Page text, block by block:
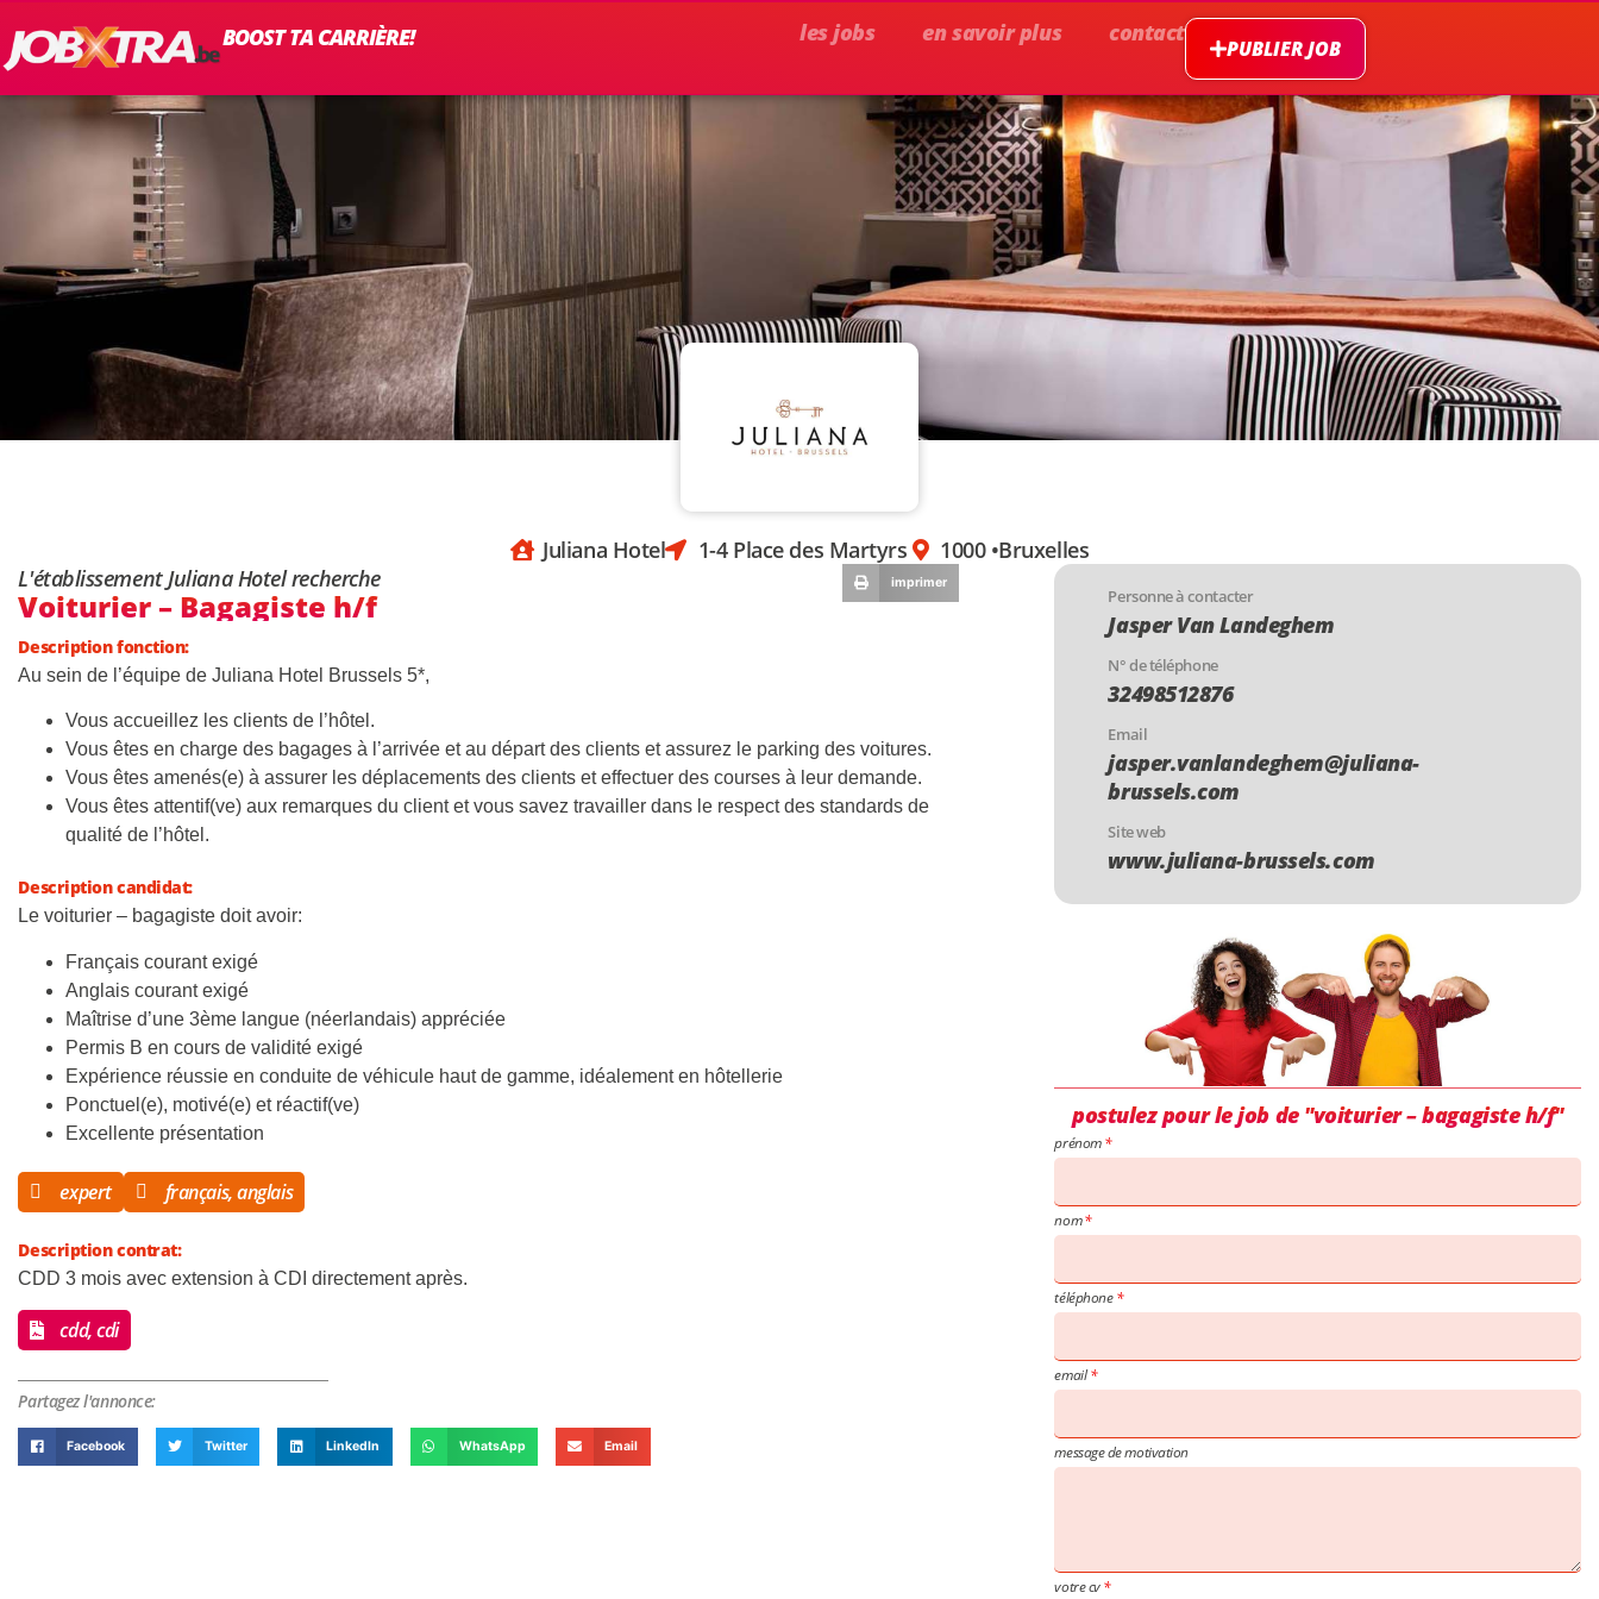
BOOST TA CARRIÈRE! les jobs en savoir plus contact
PUBLIER JOB
Juliana Hotel 1-4 Place des Martyrs 1000 •Bruxelles
L'établissement Juliana Hotel recherche
imprimer
Voiturier – Bagagiste h/f
Description fonction:
Au sein de l’équipe de Juliana Hotel Brussels 5*,
Vous accueillez les clients de l’hôtel.
Vous êtes en charge des bagages à l’arrivée et au départ des clients et assurez le parking des voitures.
Vous êtes amenés(e) à assurer les déplacements des clients et effectuer des courses à leur demande.
Vous êtes attentif(ve) aux remarques du client et vous savez travailler dans le respect des standards de
qualité de l’hôtel.
Description candidat:
Le voiturier – bagagiste doit avoir:
Français courant exigé
Anglais courant exigé
Maîtrise d’une 3ème langue (néerlandais) appréciée
Permis B en cours de validité exigé
Expérience réussie en conduite de véhicule haut de gamme, idéalement en hôtellerie
Ponctuel(e), motivé(e) et réactif(ve)
Excellente présentation
expert français, anglais
Description contrat:
CDD 3 mois avec extension à CDI directement après.
cdd, cdi
Partagez l'annonce:
Facebook Twitter LinkedIn WhatsApp Email
Personne à contacter
Jasper Van Landeghem
N° de téléphone
32498512876
Email
jasper.vanlandeghem@juliana-
brussels.com
Site web
www.juliana-brussels.com
postulez pour le job de "voiturier – bagagiste h/f"
prénom
nom
téléphone
email
message de motivation
votre cv